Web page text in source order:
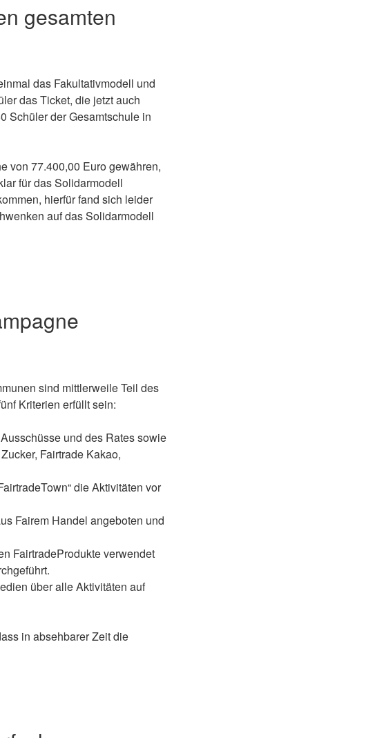
gesamten
das Fakultativmodell und
das Ticket, die jetzt auch
Schüler der Gesamtschule in
von 77.400,00 Euro gewähren,
für das Solidarmodell
hierfür fand sich leider
auf das Solidarmodell
sind mittlerweile Teil des
Kriterien erfüllt sein:
und des Rates sowie
Fairtrade Kakao,
die Aktivitäten vor
Fairem Handel angeboten und
FairtradeProdukte verwendet
über alle Aktivitäten auf
in absehbarer Zeit die